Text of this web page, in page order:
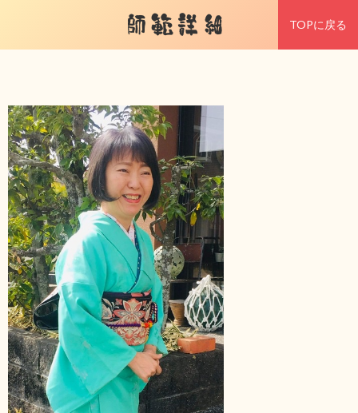
師範詳細 TOPに戻る